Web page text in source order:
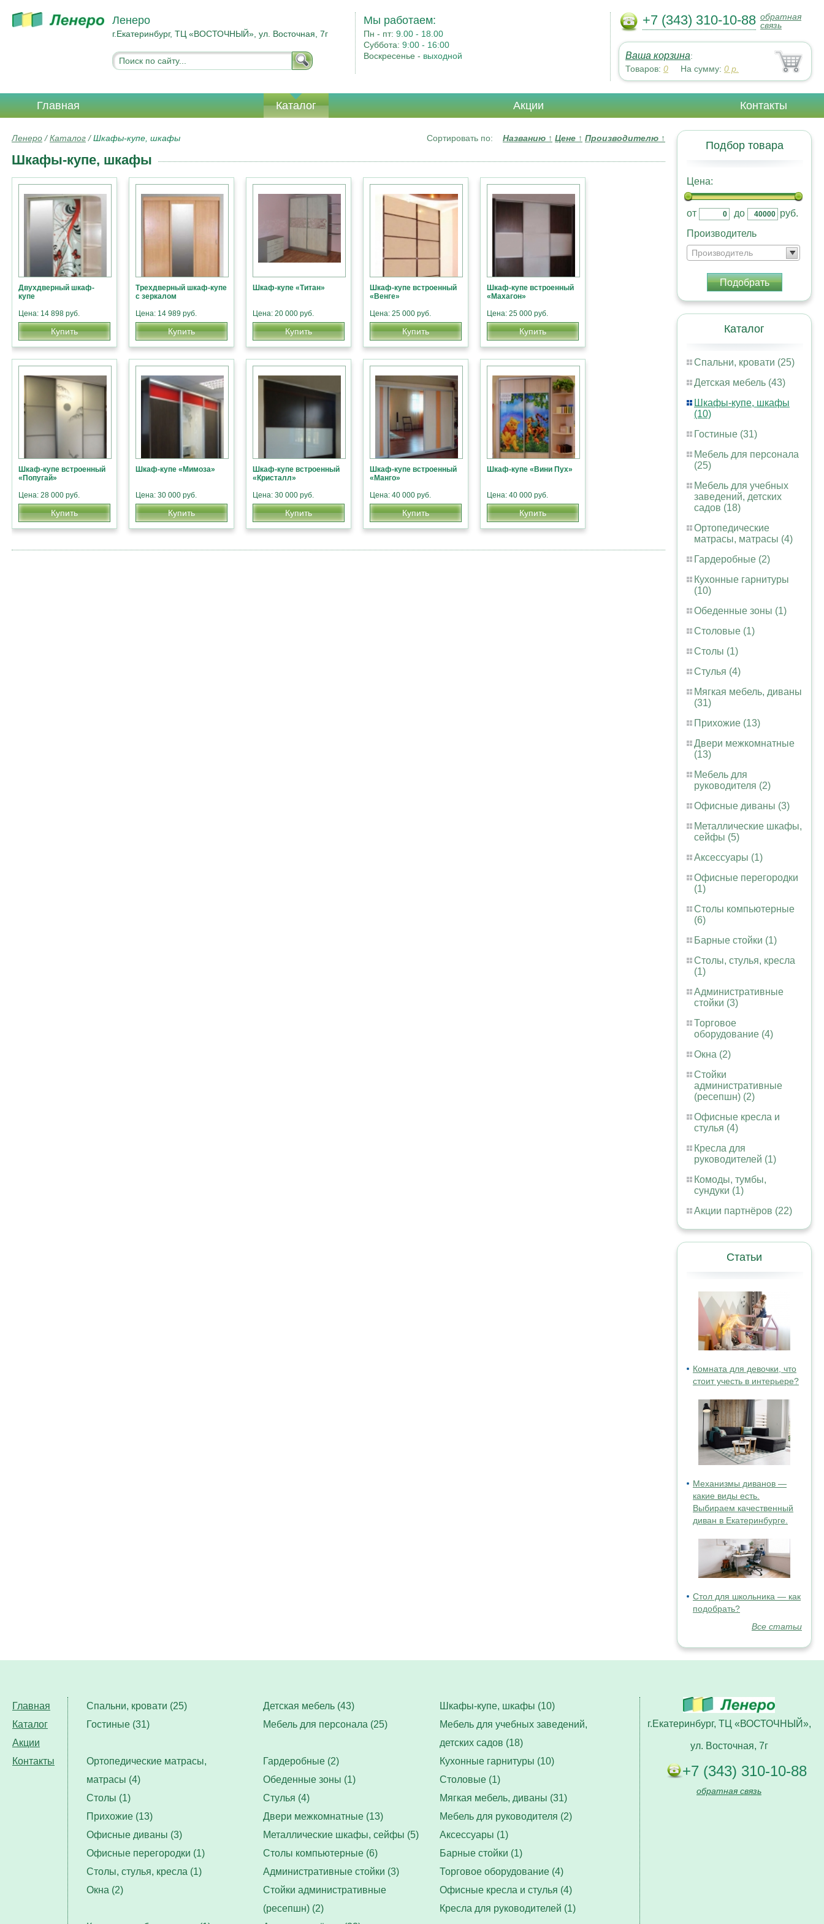
Ленеро
г.Екатеринбург, ТЦ «ВОСТОЧНЫЙ», ул. Восточная, 7г
Мы работаем:
Пн - пт:9.00 - 18.00
Суббота:9:00 - 16:00
Воскресенье - выходной
+7 (343) 310-10-88 обратная
связь
Ваша корзина:
Товаров: 0 На сумму: 0 р.
Главная Каталог Акции Контакты
Подбор товара
Цена:
от до
руб.
Производитель
Производитель
Подобрать
Каталог
Спальни, кровати (25)
Детская мебель (43)
Шкафы-купе, шкафы
(10)
Гостиные (31)
Мебель для персонала
(25)
Мебель для учебных
заведений, детских
садов (18)
Ортопедические
матрасы, матрасы (4)
Гардеробные (2)
Кухонные гарнитуры
(10)
Обеденные зоны (1)
Столовые (1)
Столы (1)
Стулья (4)
Мягкая мебель, диваны
(31)
Прихожие (13)
Двери межкомнатные
(13)
Мебель для
руководителя (2)
Офисные диваны (3)
Металлические шкафы,
сейфы (5)
Аксессуары (1)
Офисные перегородки
(1)
Столы компьютерные
(6)
Барные стойки (1)
Столы, стулья, кресла
(1)
Административные
стойки (3)
Торговое
оборудование (4)
Окна (2)
Стойки
административные
(ресепшн) (2)
Офисные кресла и
стулья (4)
Кресла для
руководителей (1)
Комоды, тумбы,
сундуки (1)
Акции партнёров (22)
Статьи
Комната для девочки, что
стоит учесть в интерьере?
Механизмы диванов —
какие виды есть.
Выбираем качественный
диван в Екатеринбурге.
Стол для школьника — как
подобрать?
Все статьи
Сортировать по: Названию ↑ Цене ↑ Производителю ↑
Ленеро /Каталог /Шкафы-купе, шкафы
Шкафы-купе, шкафы
Двухдверный шкаф-
купе
Цена: 14 898 руб.
Купить
Трехдверный шкаф-купе
с зеркалом
Цена: 14 989 руб.
Купить
Шкаф-купе «Титан»
Цена: 20 000 руб.
Купить
Шкаф-купе встроенный
«Венге»
Цена: 25 000 руб.
Купить
Шкаф-купе встроенный
«Махагон»
Цена: 25 000 руб.
Купить
Шкаф-купе встроенный
«Попугай»
Цена: 28 000 руб.
Купить
Шкаф-купе «Мимоза»
Цена: 30 000 руб.
Купить
Шкаф-купе встроенный
«Кристалл»
Цена: 30 000 руб.
Купить
Шкаф-купе встроенный
«Манго»
Цена: 40 000 руб.
Купить
Шкаф-купе «Вини Пух»
Цена: 40 000 руб.
Купить
Главная
Каталог
Акции
Контакты
г.Екатеринбург, ТЦ «ВОСТОЧНЫЙ»,
ул. Восточная, 7г
+7 (343) 310-10-88
обратная связь
Спальни, кровати (25) Детская мебель (43)
Шкафы-купе, шкафы (10)
Гостиные (31)
Мебель для персонала (25)
Мебель для учебных заведений,
детских садов (18)
Ортопедические матрасы,
матрасы (4)
Гардеробные (2)
Кухонные гарнитуры (10)
Обеденные зоны (1)
Столовые (1)
Столы (1)
Стулья (4)
Мягкая мебель, диваны (31)
Прихожие (13)
Двери межкомнатные (13)
Мебель для руководителя (2)
Офисные диваны (3)
Металлические шкафы, сейфы (5)
Аксессуары (1)
Офисные перегородки (1)
Столы компьютерные (6)
Барные стойки (1)
Столы, стулья, кресла (1)
Административные стойки (3)
Торговое оборудование (4)
Окна (2)
Стойки административные
(ресепшн) (2)
Офисные кресла и стулья (4)
Кресла для руководителей (1)